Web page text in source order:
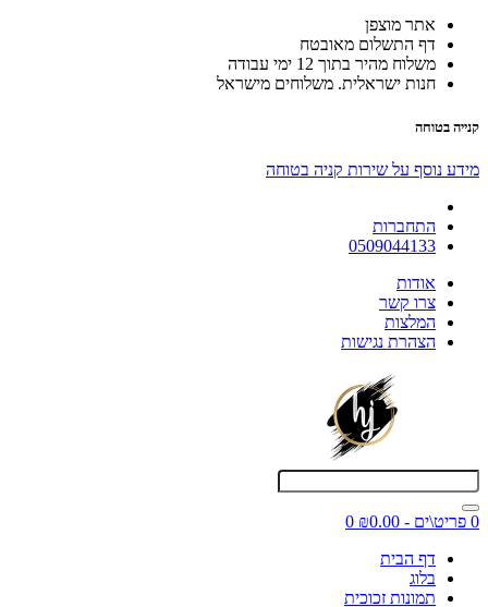
אתר מוצפן
דף התשלום מאובטח
משלוח מהיר בתוך 12 ימי עבודה
חנות ישראלית. משלוחים מישראל
קנייה בטוחה
מידע נוסף על שירות קניה בטוחה
התחברות
0509044133
אודות
צרו קשר
המלצות
הצהרת נגישות
0 פריט\ים - ₪0.00
0
דף הבית
בלוג
תמונות זכוכית